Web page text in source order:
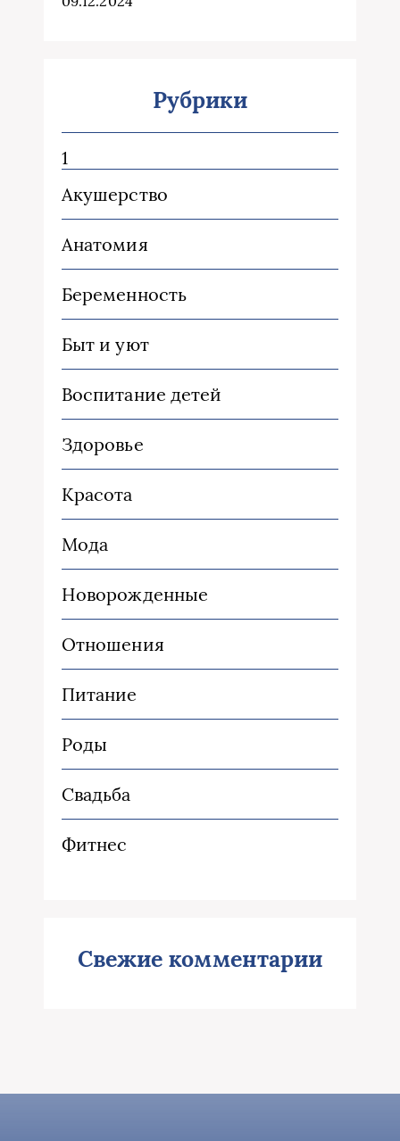
Рубрики
1
Акушерство
Анатомия
Беременность
Быт и уют
Воспитание детей
Здоровье
Красота
Мода
Новорожденные
Отношения
Питание
Роды
Свадьба
Фитнес
Свежие комментарии